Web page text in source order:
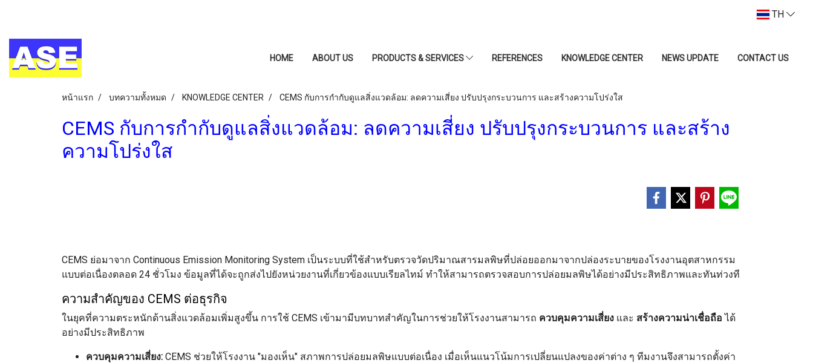
TH
HOME ABOUT US PRODUCTS & SERVICES REFERENCES KNOWLEDGE CENTER NEWS UPDATE CONTACT US
หน้าแรก บทความทั้งหมด KNOWLEDGE CENTER CEMS กับการกำกับดูแลสิ่งแวดล้อม: ลดความเสี่ยง ปรับปรุงกระบวนการ และสร้างความโปร่งใส
CEMS กับการกำกับดูแลสิ่งแวดล้อม: ลดความเสี่ยง ปรับปรุงกระบวนการ และสร้าง
ความโปร่งใส
CEMS ย่อมาจาก Continuous Emission Monitoring System เป็นระบบที่ใช้สำหรับตรวจวัดปริมาณสารมลพิษที่ปล่อยออกมาจากปล่องระบายของโรงงานอุตสาหกรรม
แบบต่อเนื่องตลอด 24 ชั่วโมง ข้อมูลที่ได้จะถูกส่งไปยังหน่วยงานที่เกี่ยวข้องแบบเรียลไทม์ ทำให้สามารถตรวจสอบการปล่อยมลพิษได้อย่างมีประสิทธิภาพและทันท่วงที
ความสำคัญของ CEMS ต่อธุรกิจ
ในยุคที่ความตระหนักด้านสิ่งแวดล้อมเพิ่มสูงขึ้น การใช้ CEMS เข้ามามีบทบาทสำคัญในการช่วยให้โรงงานสามารถ ควบคุมความเสี่ยง และ สร้างความน่าเชื่อถือ ได้
อย่างมีประสิทธิภาพ
ควบคุมความเสี่ยง: CEMS ช่วยให้โรงงาน "มองเห็น" สภาพการปล่อยมลพิษแบบต่อเนื่อง เมื่อเห็นแนวโน้มการเปลี่ยนแปลงของค่าต่าง ๆ ทีมงานจึงสามารถตั้งค่า